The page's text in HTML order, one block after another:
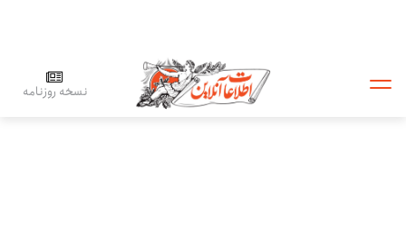
نسخه روزنامه